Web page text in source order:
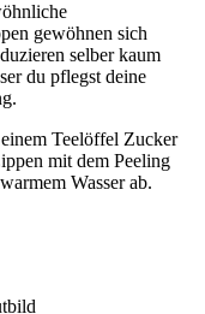
gewöhnen sich
selber kaum
du pflegst deine
Teelöffel Zucker
mit dem Peeling
Wasser ab.